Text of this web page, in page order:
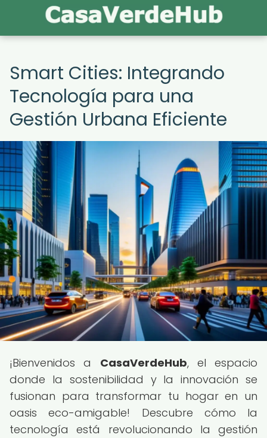
Smart Cities: Integrando
Tecnología para una
Gestión Urbana Eficiente
¡Bienvenidos a CasaVerdeHub, el espacio
donde la sostenibilidad y la innovación se
fusionan para transformar tu hogar en un
oasis eco-amigable! Descubre cómo la
tecnología está revolucionando la gestión